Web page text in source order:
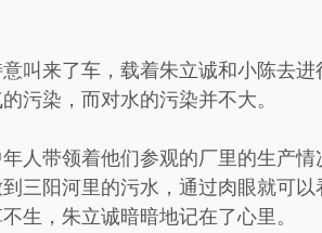
叫来了车，载着朱立诚和小陈去
污染，而对水的污染并不大。
人带领着他们参观的厂里的生产
三阳河里的污水，通过肉眼就可
生，朱立诚暗暗地记在了心里。